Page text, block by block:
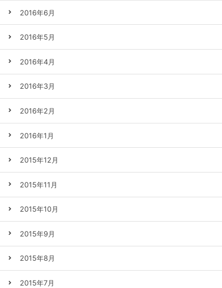
2016年6月
2016年5月
2016年4月
2016年3月
2016年2月
2016年1月
2015年12月
2015年11月
2015年10月
2015年9月
2015年8月
2015年7月